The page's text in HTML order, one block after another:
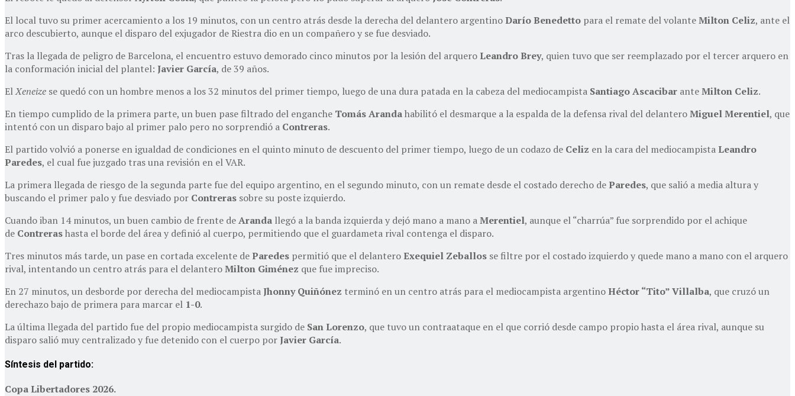
El local tuvo su primer acercamiento a los 19 minutos, con un centro atrás desde la derecha del delantero argentinoDarío Benedetto para el remate del volanteMilton Celiz, ante el
arco descubierto, aunque el disparo del exjugador de Riestra dio en un compañero y se fue desviado.
Tras la llegada de peligro de Barcelona, el encuentro estuvo demorado cinco minutos por la lesión del arqueroLeandro Brey, quien tuvo que ser reemplazado por el tercer arquero en
la conformación inicial del plantel: Javier García, de 39 años.
ElXeneize se quedó con un hombre menos a los 32 minutos del primer tiempo, luego de una dura patada en la cabeza del mediocampista Santiago Ascacibar anteMilton Celiz.
En tiempo cumplido de la primera parte, un buen pase filtrado del enganche Tomás Arandahabilitó el desmarque a la espalda de la defensa rival del delanteroMiguel Merentiel, que
intentó con un disparo bajo al primer palo pero no sorprendió a Contreras.
El partido volvió a ponerse en igualdad de condiciones en el quinto minuto de descuento del primer tiempo, luego de un codazo de Celiz en la cara del mediocampistaLeandro
Paredes, el cual fue juzgado tras una revisión en el VAR.
La primera llegada de riesgo de la segunda parte fue del equipo argentino, en el segundo minuto, con un remate desde el costado derecho deParedes, que salió a media altura y
buscando el primer palo y fue desviado por Contreras sobre su poste izquierdo.
Cuando iban 14 minutos, un buen cambio de frente deAranda llegó a la banda izquierda y dejó mano a mano aMerentiel, aunque el “charrúa” fue sorprendido por el achique
de Contrerashasta el borde del área y definió al cuerpo, permitiendo que el guardameta rival contenga el disparo.
Tres minutos más tarde, un pase en cortada excelente deParedes permitió que el delanteroExequiel Zeballos se filtre por el costado izquierdo y quede mano a mano con el arquero
rival, intentando un centro atrás para el delanteroMilton Giménez que fue impreciso.
En 27 minutos, un desborde por derecha del mediocampistaJhonny Quiñónez terminó en un centro atrás para el mediocampista argentinoHéctor “Tito” Villalba, que cruzó un
derechazo bajo de primera para marcar el 1-0.
La última llegada del partido fue del propio mediocampista surgido de San Lorenzo, que tuvo un contraataque en el que corrió desde campo propio hasta el área rival, aunque su
disparo salió muy centralizado y fue detenido con el cuerpo porJavier García.
Síntesis del partido:
Copa Libertadores 2026.